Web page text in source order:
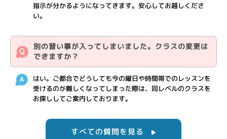
指示が分かるようになってきます。安心してお越しくださ
い。
別の習い事が入ってしまいました。クラスの変更は
できますか？
はい。ご都合でどうしても今の曜日や時間帯でのレッスンを
受けるのが難しくなってしまった際は、同レベルのクラスを
お探ししてご案内しております。
すべての質問を見る